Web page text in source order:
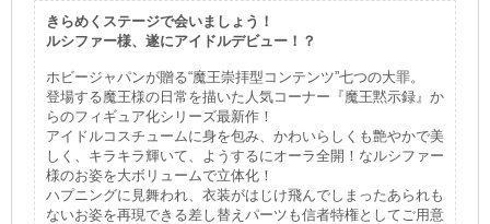
きらめくステージで会いましょう！
ルシファー様、遂にアイドルデビュー！？
ホビージャパンが贈る“魔王崇拝型コンテンツ”七つの大罪。
登場する魔王様の日常を描いた人気コーナー『魔王黙示録』か
らのフィギュア化シリーズ最新作！
アイドルコスチュームに身を包み、かわいらしくも艶やかで美
しく、キラキラ輝いて、ようするにオーラ全開！なルシファー
様のお姿を大ボリュームで立体化！
ハプニングに見舞われ、衣装がはじけ飛んでしまったあられも
ないお姿を再現できる差し替えパーツも信者特権としてご用意